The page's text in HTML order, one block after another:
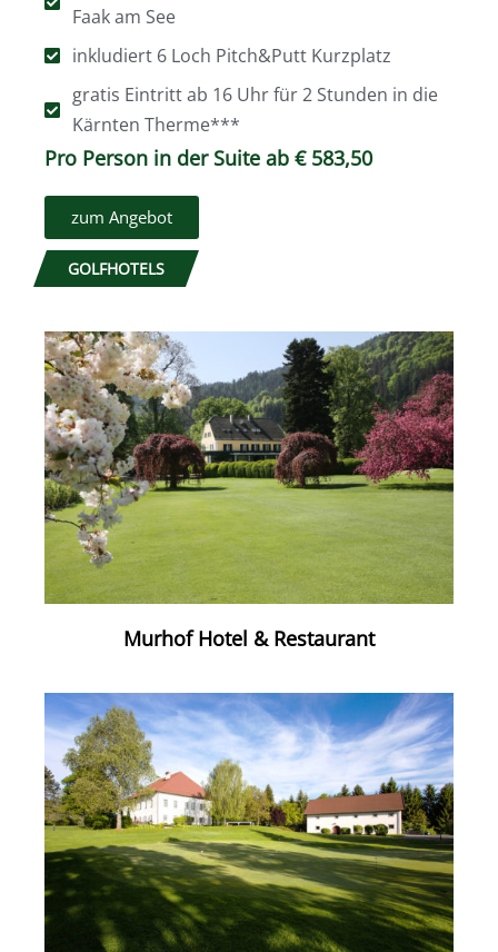
Faak am See
inkludiert 6 Loch Pitch&Putt Kurzplatz
gratis Eintritt ab 16 Uhr für 2 Stunden in die
Kärnten Therme***
Pro Person in der Suite ab € 583,50
zum Angebot
GOLFHOTELS
Murhof Hotel & Restaurant